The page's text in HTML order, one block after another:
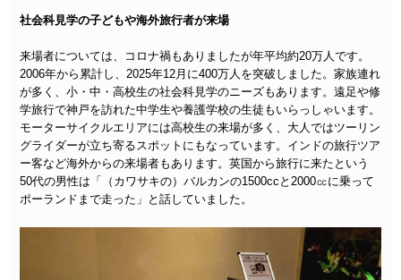
社会科見学の子どもや海外旅行者が来場
来場者については、コロナ禍もありましたが年平均約20万人です。
2006年から累計し、2025年12月に400万人を突破しました。家族連れ
が多く、小・中・高校生の社会科見学のニーズもあります。遠足や修
学旅行で神戸を訪れた中学生や養護学校の生徒もいらっしゃいます。
モーターサイクルエリアには高校生の来場が多く、大人ではツーリン
グライダーが立ち寄るスポットにもなっています。インドの旅行ツア
ー客など海外からの来場者もあります。英国から旅行に来たという
50代の男性は「（カワサキの）バルカンの1500ccと2000㏄に乗って
ポーランドまで走った」と話していました。